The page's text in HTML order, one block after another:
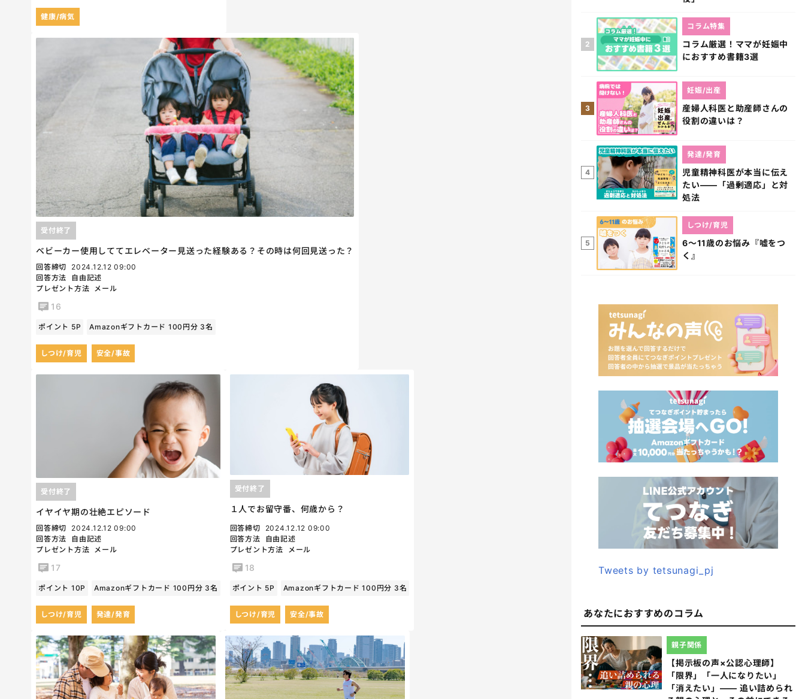
健康/病気
ベビーカー使用しててエレベーター見送った経験ある？その時は何回見送った？
受付終了
回答締切
2024.12.12 09:00
回答方法
自由記述
プレゼント方法
メール
16
ポイント 5P Amazonギフトカード 100円分 3名
しつけ/育児 安全/事故
イヤイヤ期の壮絶エピソード
受付終了
回答締切
2024.12.12 09:00
回答方法
自由記述
プレゼント方法
メール
17
ポイント 10P Amazonギフトカード 100円分 3名
しつけ/育児 発達/発育
１人でお留守番、何歳から？
受付終了
回答締切
2024.12.12 09:00
回答方法
自由記述
プレゼント方法
メール
18
ポイント 5P Amazonギフトカード 100円分 3名
しつけ/育児 安全/事故
2
コラム厳選！ママが妊娠中
におすすめ書籍3選
コラム特集
3
産婦人科医と助産師さんの
役割の違いは？
妊娠/出産
4
児童精神科医が本当に伝え
たい――「過剰適応」と対
処法
発達/発育
5
6～11歳のお悩み『嘘をつ
く』
しつけ/育児
Tweets by tetsunagi_pj
あなたにおすすめのコラム
【掲示板の声×公認心理師】
「限界」「一人になりたい」
「消えたい」―― 追い詰められ
親子関係